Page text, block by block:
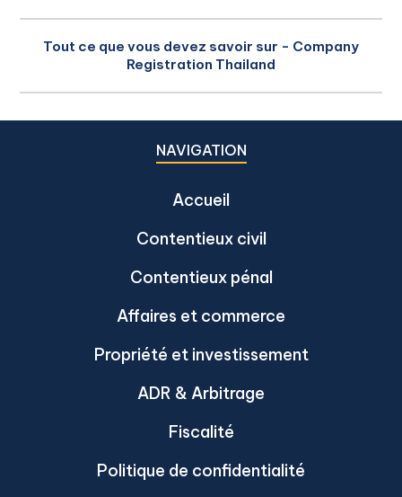
Tout ce que vous devez savoir sur - Company
Registration Thailand
NAVIGATION
Accueil
Contentieux civil
Contentieux pénal
Affaires et commerce
Propriété et investissement
ADR & Arbitrage
Fiscalité
Politique de confidentialité